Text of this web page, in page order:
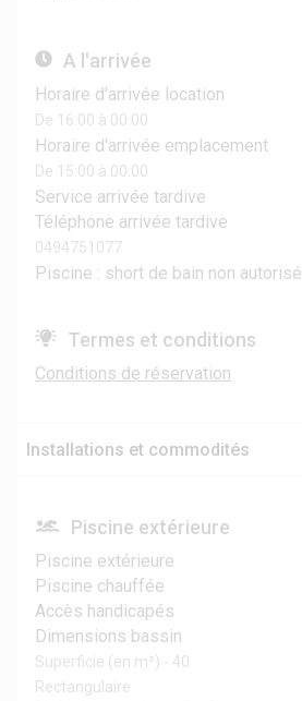
A l'arrivée
Horaire d'arrivée location
De 16:00 à 00:00
Horaire d'arrivée emplacement
De 15:00 à 00:00
Service arrivée tardive
Téléphone arrivée tardive
0494751077
Piscine : short de bain non autorisé
Termes et conditions
Conditions de réservation
Installations et commodités
Piscine extérieure
Piscine extérieure
Piscine chauffée
Accès handicapés
Dimensions bassin
Superficie (en m²) - 40
Rectangulaire